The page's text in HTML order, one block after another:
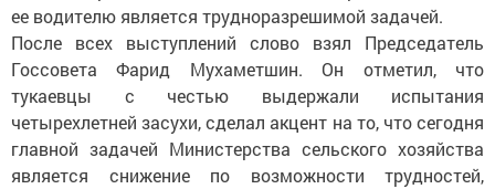
ее водителю является трудноразрешимой задачей.
После всех выступлений слово взял Председатель
Госсовета Фарид Мухаметшин. Он отметил, что
тукаевцы с честью выдержали испытания
четырехлетней засухи, сделал акцент на то, что сегодня
главной задачей Министерства сельского хозяйства
является снижение по возможности трудностей,